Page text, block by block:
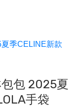
包 2025夏
手袋